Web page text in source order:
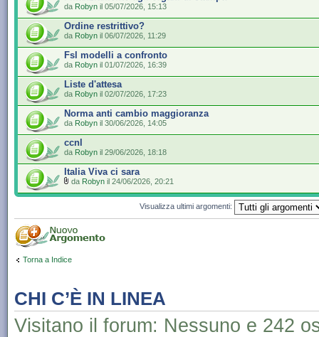
da Robyn il 05/07/2026, 15:13
Ordine restrittivo?
da Robyn il 06/07/2026, 11:29
Fsl modelli a confronto
da Robyn il 01/07/2026, 16:39
Liste d'attesa
da Robyn il 02/07/2026, 17:23
Norma anti cambio maggioranza
da Robyn il 30/06/2026, 14:05
ccnl
da Robyn il 29/06/2026, 18:18
Italia Viva ci sara
da Robyn il 24/06/2026, 20:21
Visualizza ultimi argomenti:
Torna a Indice
CHI C’È IN LINEA
Visitano il forum: Nessuno e 242